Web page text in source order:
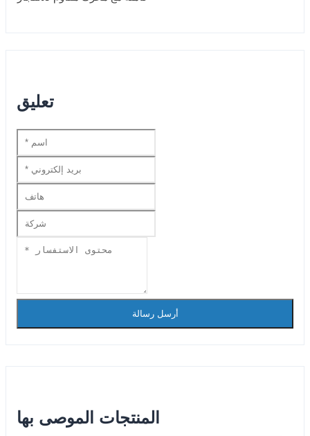
تعليق
أرسل رسالة
المنتجات الموصى بها